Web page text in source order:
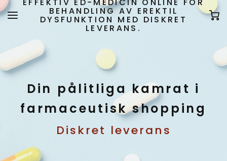
BEHANDLING AV EREKTIL
DYSFUNKTION MED DISKRET
LEVERANS.
Din pålitliga kamrat i
farmaceutisk shopping
Diskret leverans